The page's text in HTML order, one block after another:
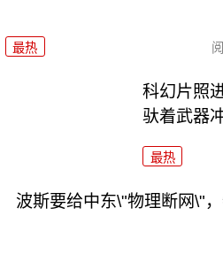
最热
科幻片照
驮着武器
最热
波斯要给中东\"物理断网\"